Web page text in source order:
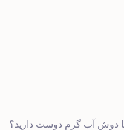
دوش آب گرم دوست دارید؟